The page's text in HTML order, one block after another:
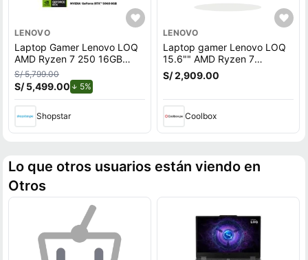
LENOVO
Laptop Gamer Lenovo LOQ
AMD Ryzen 7 250 16GB
RAM 1TB SSD RTX 5060
8GB 15.6"" FHD 144Hz
S/ 5,799.00
S/ 5,499.00 5%
Shopstar
LENOVO
Laptop gamer Lenovo LOQ
15.6"" AMD Ryzen 7
7840HS, 512GB SSD, 16GB
RAM, RTX 4050 6GB, Win11
S/ 2,909.00
Coolbox
Lo que otros usuarios están viendo en
Otros